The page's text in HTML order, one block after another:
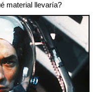
material llevaría?